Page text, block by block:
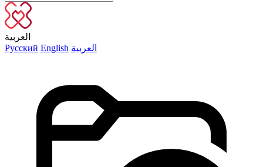
العربية
Русский English العربية